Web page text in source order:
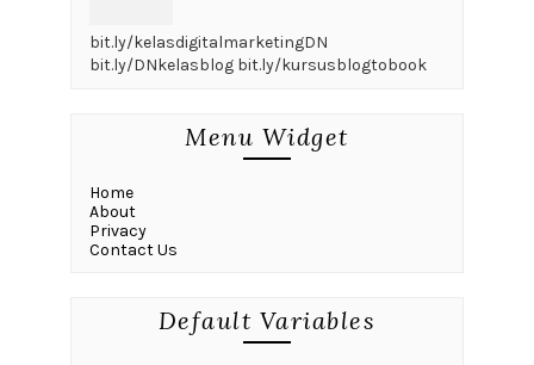
bit.ly/kelasdigitalmarketingDN
bit.ly/DNkelasblog bit.ly/kursusblogtobook
Menu Widget
Home
About
Privacy
Contact Us
Default Variables